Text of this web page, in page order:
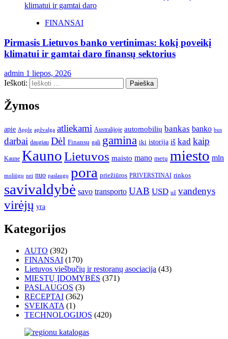
FINANSAI
Pirmasis Lietuvos banko vertinimas: kokį poveikį
klimatui ir gamtai daro finansų sektorius
admin 1 liepos, 2026
Ieškoti:
Žymos
apie Apple apžvalga atliekami Australijoje automobilių bankas banko bus
darbai daugiau Dėl Finansų gali gamina iki istorija iš kad kaip
Kaune KaunoLietuvos maisto mano metų miesto mln
moliūgų nei nuo paslaugų pora priežiūros PRIVERSTINAI rinkos
savivaldybė savo transporto UAB USD už vandenys
virėjų yra
Kategorijos
AUTO (392)
FINANSAI (170)
Lietuvos viešbučių ir restoranų asociacija (43)
MIESTŲ ĮDOMYBĖS (371)
PASLAUGOS (3)
RECEPTAI (362)
SVEIKATA (1)
TECHNOLOGIJOS (420)